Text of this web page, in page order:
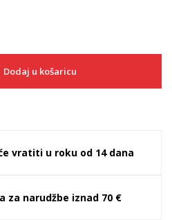
Dodaj u košaricu
vratiti u roku od 14 dana
za narudžbe iznad 70 €